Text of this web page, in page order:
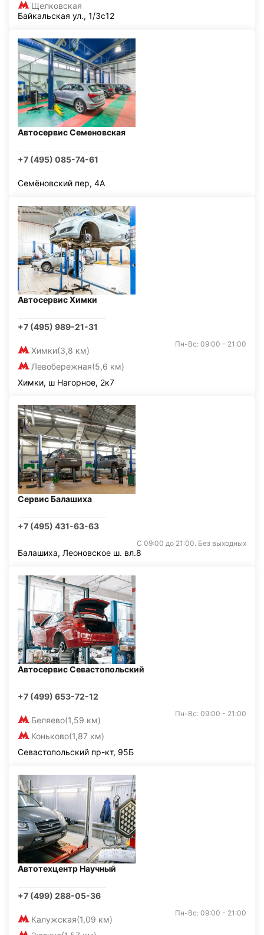
Щелковская
Байкальская ул., 1/3с12
Автосервис Семеновская
+7 (495) 085-74-61
Семёновский пер, 4А
Автосервис Химки
+7 (495) 989-21-31
Химки(3,8 км)
Левобережная(5,6 км)
Пн-Вс: 09:00 - 21:00
Химки, ш Нагорное, 2к7
Сервис Балашиха
+7 (495) 431-63-63
С 09:00 до 21:00. Без выходных
Балашиха, Леоновское ш. вл.8
Автосервис Севастопольский
+7 (499) 653-72-12
Беляево(1,59 км)
Коньково(1,87 км)
Пн-Вс: 09:00 - 21:00
Севастопольский пр-кт, 95Б
Автотехцентр Научный
+7 (499) 288-05-36
Калужская(1,09 км)
Пн-Вс: 09:00 - 21:00